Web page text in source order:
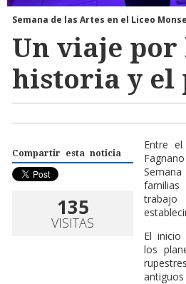
Semana de las Artes en el Liceo
Un viaje
historia y
Compartir esta noticia
135
VISITAS
Entre
El
los